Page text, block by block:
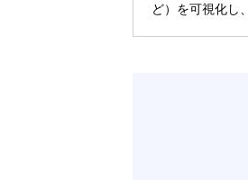
ど）を可視化し